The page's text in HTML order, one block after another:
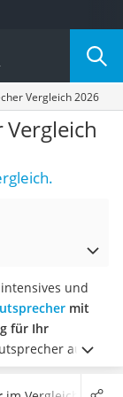
Vergleich 2026
und
mit
für Ihr
aus
Frequenzbereich